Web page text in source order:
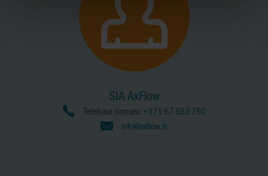
SIA AxFlow
Telefona numurs: +371 67 553 750
info@axflow.lv